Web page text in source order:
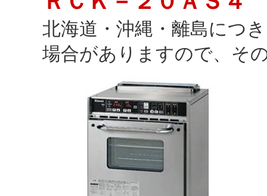
北海道・沖縄・離島につ
場合がありますので、そ